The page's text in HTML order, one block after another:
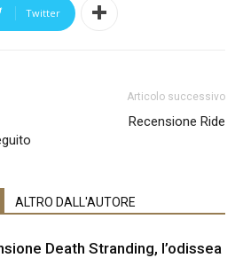
Twitter
Articolo successivo
Recensione Ride
ALTRO DALL'AUTORE
Death Stranding, l’odissea